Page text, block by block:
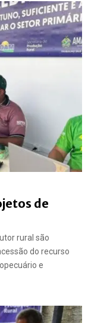
de
rural são
do recurso
e